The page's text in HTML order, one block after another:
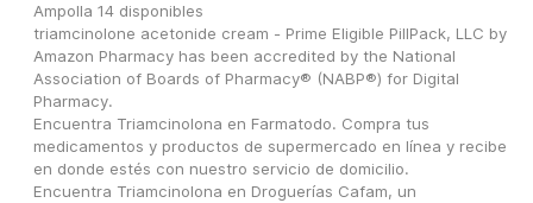
Ampolla 14 disponibles
triamcinolone acetonide cream - Prime Eligible PillPack, LLC by
Amazon Pharmacy has been accredited by the National
Association of Boards of Pharmacy® (NABP®) for Digital
Pharmacy.
Encuentra Triamcinolona en Farmatodo. Compra tus
medicamentos y productos de supermercado en línea y recibe
en donde estés con nuestro servicio de domicilio.
Encuentra Triamcinolona en Droguerías Cafam, un